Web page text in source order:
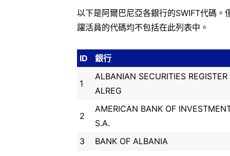
以下是阿爾巴尼亞各銀行的SWIFT代碼。
躍活員的代碼均不包括在此列表中。
ID 銀行
1
ALBANIAN SECURITIES REGISTER
ALREG
2
AMERICAN BANK OF
S.A.
3
BANK OF ALBANIA